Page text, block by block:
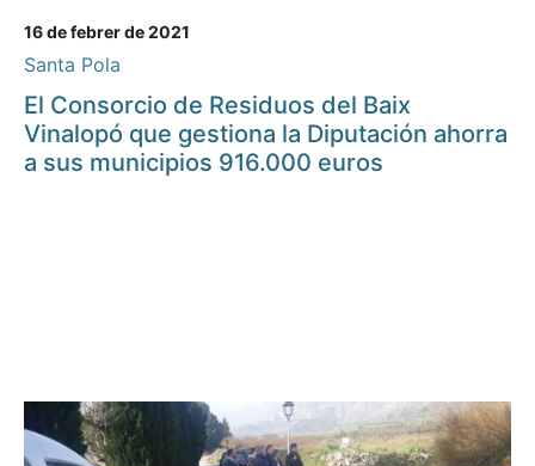
16 de febrer de 2021
Santa Pola
El Consorcio de Residuos del Baix
Vinalopó que gestiona la Diputación ahorra
a sus municipios 916.000 euros